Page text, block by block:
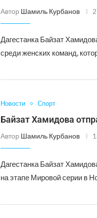
Автор Шамиль Курбанов
Дагестанка Байзат
среди женских команд,
Новости Спорт
Байзат Хамидова
Автор Шамиль Курбанов
Дагестанка Байзат
на этапе Мировой серии в